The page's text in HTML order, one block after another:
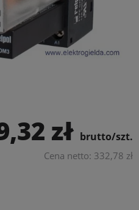
zł brutto/szt.
Cena netto: 332,78 zł